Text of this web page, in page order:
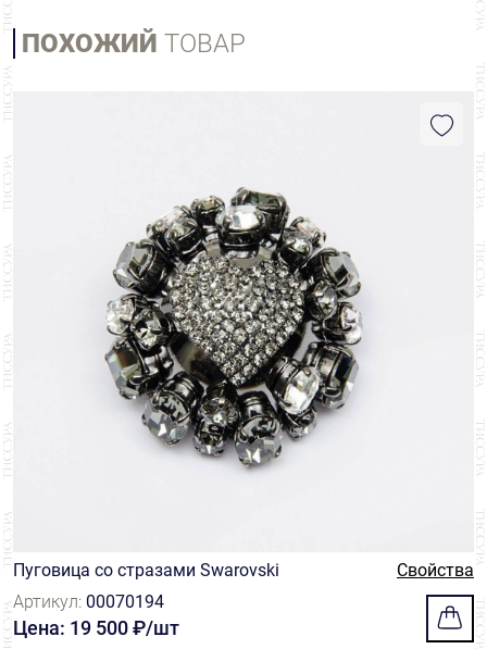
ПОХОЖИЙ ТОВАР
Пуговица со стразами Swarovski
Свойства
Артикул: 00070194
Цена: 19 500 ₽/шт